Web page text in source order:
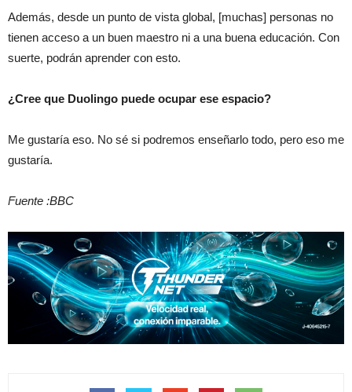
Además, desde un punto de vista global, [muchas] personas no
tienen acceso a un buen maestro ni a una buena educación. Con
suerte, podrán aprender con esto.
¿Cree que Duolingo puede ocupar ese espacio?
Me gustaría eso. No sé si podremos enseñarlo todo, pero eso me
gustaría.
Fuente :BBC